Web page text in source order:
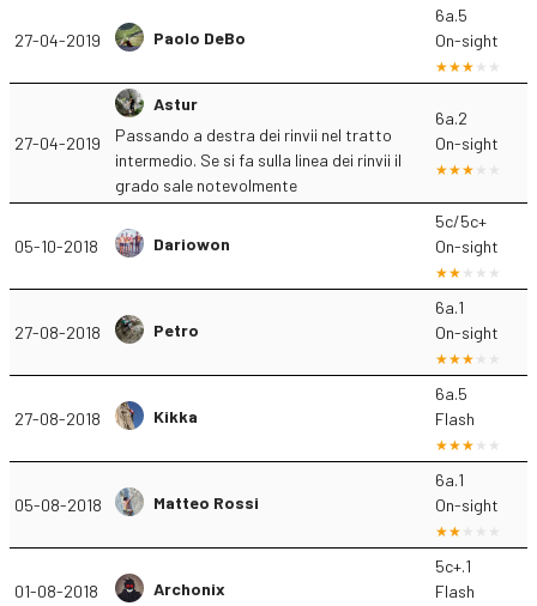
27-04-2019 Paolo DeBo
6a.5
On-sight
27-04-2019
Astur
Passando a destra dei rinvii nel tratto
intermedio. Se si fa sulla linea dei rinvii il
grado sale notevolmente
6a.2
On-sight
05-10-2018 Dariowon
5c/5c+
On-sight
27-08-2018 Petro
6a.1
On-sight
27-08-2018 Kikka
6a.5
Flash
05-08-2018 Matteo Rossi
6a.1
On-sight
01-08-2018 Archonix
5c+.1
Flash